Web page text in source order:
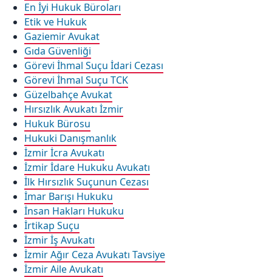
En İyi Hukuk Büroları
Etik ve Hukuk
Gaziemir Avukat
Gıda Güvenliği
Görevi İhmal Suçu İdari Cezası
Görevi İhmal Suçu TCK
Güzelbahçe Avukat
Hırsızlık Avukatı İzmir
Hukuk Bürosu
Hukuki Danışmanlık
İzmir İcra Avukatı
İzmir İdare Hukuku Avukatı
İlk Hırsızlık Suçunun Cezası
İmar Barışı Hukuku
İnsan Hakları Hukuku
İrtikap Suçu
İzmir İş Avukatı
İzmir Ağır Ceza Avukatı Tavsiye
İzmir Aile Avukatı